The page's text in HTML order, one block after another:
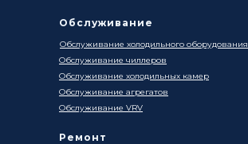
Ремонт
Обслуживание
Обслуживание холодильного оборудования
Обслуживание чиллеров
Обслуживание холодильных камер
Обслуживание агрегатов
Обслуживание VRV